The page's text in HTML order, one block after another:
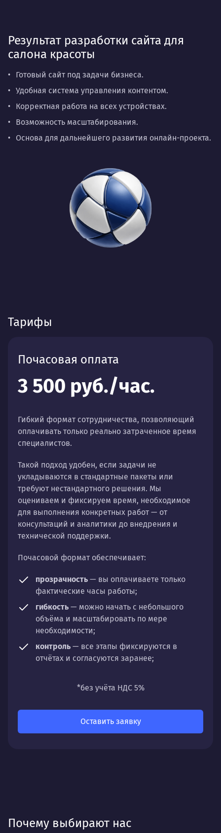
Результат разработки сайта для
салона красоты
Готовый сайт под задачи бизнеса.
Удобная система управления контентом.
Корректная работа на всех устройствах.
Возможность масштабирования.
Основа для дальнейшего развития онлайн-проекта.
Тарифы
Почасовая оплата
3 500 руб./час.
Гибкий формат сотрудничества, позволяющий
оплачивать только реально затраченное время
специалистов.
Такой подход удобен, если задачи не
укладываются в стандартные пакеты или
требуют нестандартного решения. Мы
оцениваем и фиксируем время, необходимое
для выполнения конкретных работ — от
консультаций и аналитики до внедрения и
технической поддержки.
Почасовой формат обеспечивает:
прозрачность — вы оплачиваете только
фактические часы работы;
гибкость — можно начать с небольшого
объёма и масштабировать по мере
необходимости;
контроль — все этапы фиксируются в
отчётах и согласуются заранее;
направлений: стратегии, настройки,
*без учёта НДС 5%
Оставить заявку
Почему выбирают нас